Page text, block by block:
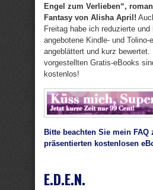
Engel zum Verlieben“,
Fantasy von Alisha April!
Freitag habe ich reduzierte und
angebotene Kindle- und Tolino-
angeblättert und kurz bewertet.
vorgestellten Gratis-eBooks
kostenlos!
Bitte beachten Sie mein FAQ
präsentierten kostenlosen
E.D.E.N.